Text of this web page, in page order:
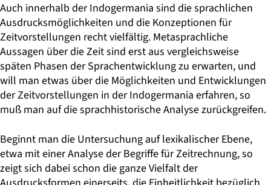
Auch innerhalb der Indogermania sind die sprachlichen
Ausdrucksmöglichkeiten und die Konzeptionen für
Zeitvorstellungen recht vielfältig. Metasprachliche
Aussagen über die Zeit sind erst aus vergleichsweise
späten Phasen der Sprachentwicklung zu erwarten, und
will man etwas über die Möglichkeiten und Entwicklungen
der Zeitvorstellungen in der Indogermania erfahren, so
muß man auf die sprachhistorische Analyse zurückgreifen.
Beginnt man die Untersuchung auf lexikalischer Ebene,
etwa mit einer Analyse der Begriffe für Zeitrechnung, so
zeigt sich dabei schon die ganze Vielfalt der